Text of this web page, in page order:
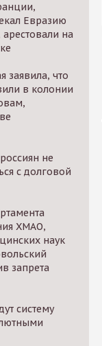
Евразию
на
заявила, что
в колонии
не
с долговой
ХМАО,
наук
запрета
систему